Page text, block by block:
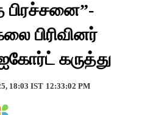
பிரச்சனை”-
பிரிவினர்
கருத்து
18:03 IST 12:33:02 PM